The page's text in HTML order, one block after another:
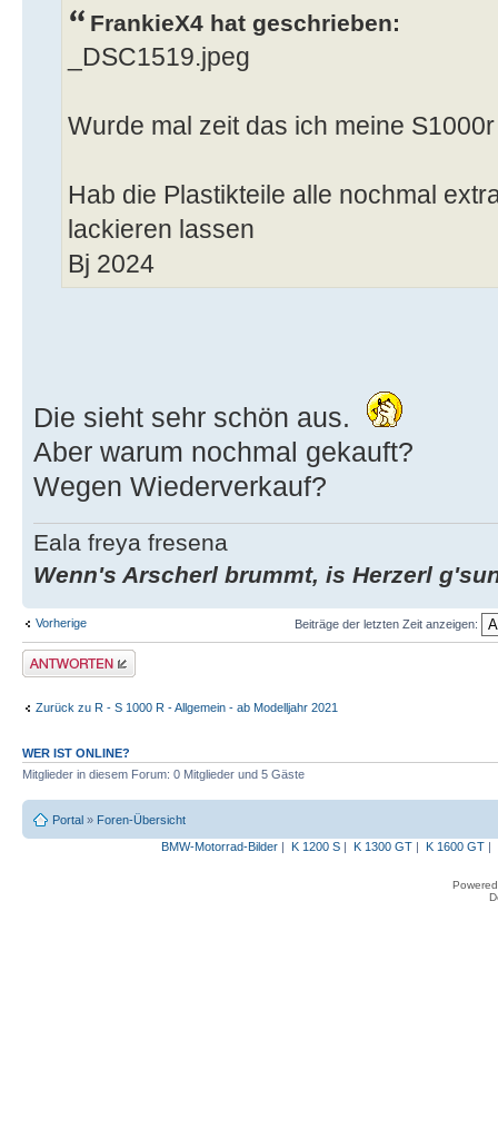
FrankieX4 hat geschrieben:
_DSC1519.jpeg
Wurde mal zeit das ich meine
Hab die Plastikteile alle nochmal
lackieren lassen
Bj 2024
Die sieht sehr schön aus.
Aber warum nochmal gekauft?
Wegen Wiederverkauf?
Eala freya fresena
Wenn's Arscherl brummt, is Herzerl
Vorherige Beiträge der letzten Zeit anzeigen:
Antwort erstellen
Zurück zu R - S 1000 R - Allgemein - ab Modelljahr 2021
WER IST ONLINE?
Mitglieder in diesem Forum: 0 Mitglieder und 5 Gäste
Portal » Foren-Übersicht
BMW-Motorrad-Bilder| K 1200 S| K 1300 GT| K 1600 GT|